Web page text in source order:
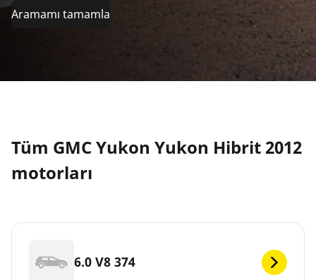
Aramamı tamamla
Tüm GMC Yukon Yukon Hibrit 2012
motorları
6.0 V8 374